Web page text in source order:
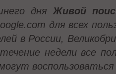
дняЖивой
.com для всех
в России,
недели все